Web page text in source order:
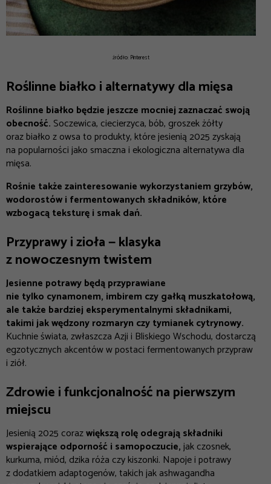
źródło: Pinterest
Roślinne białko i alternatywy dla mięsa
Roślinne białko będzie jeszcze mocniej zaznaczać swoją
obecność. Soczewica, ciecierzyca, bób, groszek żółty
oraz białko z owsa to produkty, które jesienią 2025 zyskają
na popularności jako smaczna i ekologiczna alternatywa dla
mięsa.
Rośnie także zainteresowanie wykorzystaniem grzybów,
wodorostów i fermentowanych składników, które
wzbogacą teksturę i smak dań.
Przyprawy i zioła — klasyka
z nowoczesnym twistem
Jesienne potrawy będą przyprawiane
nie tylko cynamonem, imbirem czy gałką muszkatołową,
ale także bardziej eksperymentalnymi składnikami,
takimi jak wędzony rozmaryn czy tymianek cytrynowy.
Kuchnie świata, zwłaszcza Azji i Bliskiego Wschodu, dostarczą
egzotycznych akcentów w postaci fermentowanych przypraw
i ziół.
Zdrowie i funkcjonalność na pierwszym
miejscu
Jesienią 2025 corazwiększą rolę odegrają składniki
wspierające odporność i samopoczucie,jak czosnek,
kurkuma, miód, dzika róża czy kiszonki. Napoje i potrawy
z dodatkiem adaptogenów, takich jak ashwagandha